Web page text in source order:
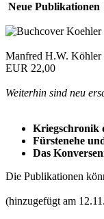
Neue Publikationen
Manfred H.W. Köhler
EUR 22,00
Weiterhin sind neu
Kriegschronik
Fürstenehe
Das
Die Publikationen
(hinzugefügt am